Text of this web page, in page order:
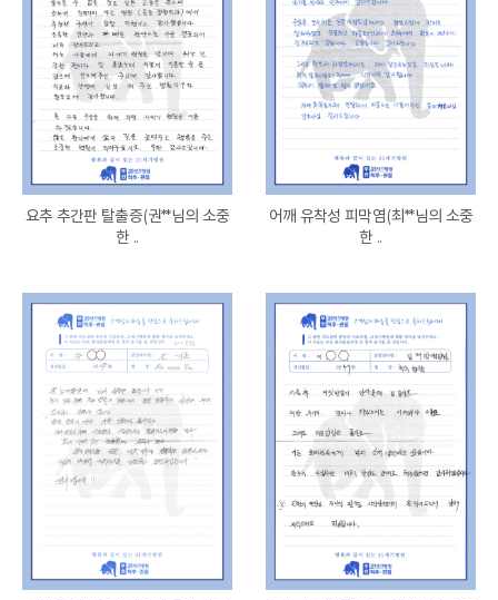
요추 추간판 탈출증(권**님의 소중
한 ..
어깨 유착성 피막염(최**님의 소중
한 ..